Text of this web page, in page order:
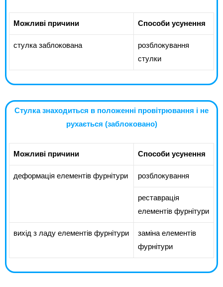
Можливі причини Способи усунення
стулка заблокована
розблокування
стулки
Стулка знаходиться в положенні провітрювання і не
рухається (заблоковано)
Можливі причини Способи усунення
деформація елементів фурнітури розблокування
реставрація
елементів фурнітури
вихід з ладу елементів фурнітури
заміна елементів
фурнітури